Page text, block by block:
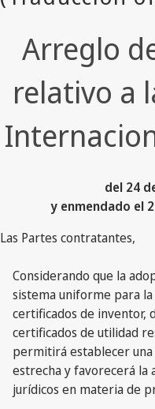
Arreglo
relativo a
del 24
y enmendado el
Las Partes contratantes,
Considerando que la
sistema uniforme para
certificados de inventor,
certificados de utilidad
permitirá establecer
estrecha y favorecerá la
jurídicos en materia de